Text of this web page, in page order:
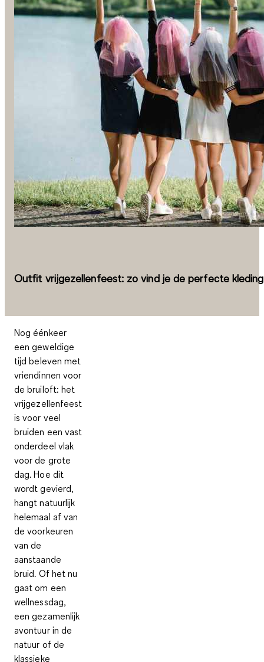
Outfit vrijgezellenfeest: zo vind je de perfecte kleding
Nog éénkeer
een geweldige
tijd beleven met
vriendinnen voor
de bruiloft: het
vrijgezellenfeest
is voor veel
bruiden een vast
onderdeel vlak
voor de grote
dag. Hoe dit
wordt gevierd,
hangt natuurlijk
helemaal af van
de voorkeuren
van de
aanstaande
bruid. Of het nu
gaat om een
wellnessdag,
een gezamenlijk
avontuur in de
natuur of de
klassieke